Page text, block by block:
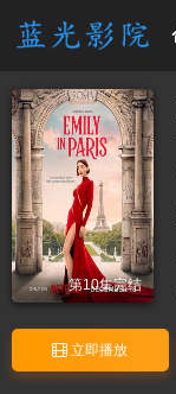
第10集完结
立即播放